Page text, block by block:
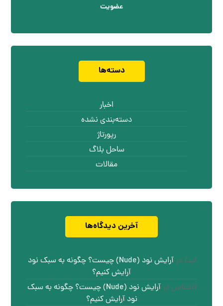
عضویت
دسته‌ها
اخبار
دسته‌بندی نشده
رپورتاژ
ساحل بلاگ
مقالات
آخرین دیدگاه‌ها
لیدا در
آرایش نود (Nude) چیست؟ چگونه به سبک نود
آرایش کنیم؟
ناشناس در
آرایش نود (Nude) چیست؟ چگونه به سبک
نود آرایش کنیم؟